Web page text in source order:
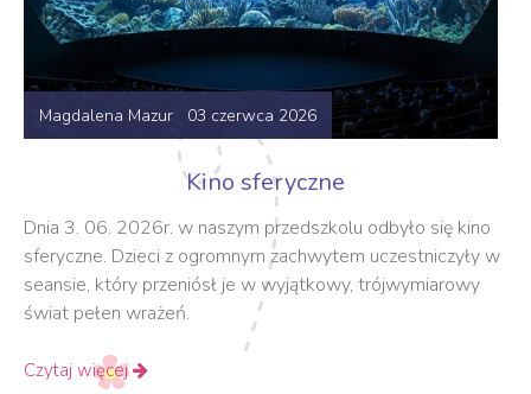
Magdalena Mazur 03 czerwca 2026
Kino sferyczne
Dnia 3. 06. 2026r. w naszym przedszkolu odbyło się kino
sferyczne. Dzieci z ogromnym zachwytem uczestniczyły w
seansie, który przeniósł je w wyjątkowy, trójwymiarowy
świat pełen wrażeń.
Czytaj więcej